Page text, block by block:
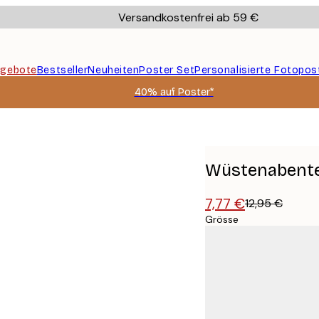
Versandkostenfrei ab 59 €
BestsellerNeuheitenPoster SetPersonalisierte
40% auf Poster*
7,77 €12,95 €
Grösse